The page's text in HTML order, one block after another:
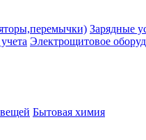
Зарядные
Электрощитовое
Бытовая химия